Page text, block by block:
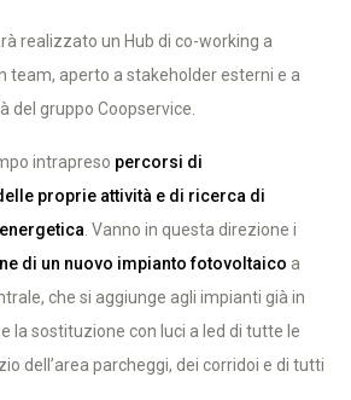
realizzato un Hub di co-working a
team, aperto a stakeholder esterni e a
del gruppo Coopservice.
intrapreso percorsi di
proprie attività e di ricerca di
. Vanno in questa direzione i
di un nuovo impianto fotovoltaico a
che si aggiunge agli impianti già in
la sostituzione con luci a led di tutte le
dell’area parcheggi, dei corridoi e di tutti